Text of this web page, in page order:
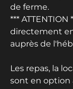
de ferme.
***
directement
auprès de
Les repas, la
sont en option